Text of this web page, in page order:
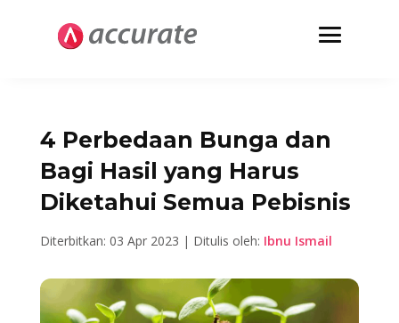
4 Perbedaan Bunga dan
Bagi Hasil yang Harus
Diketahui Semua Pebisnis
Diterbitkan: 03 Apr 2023 | Ditulis oleh: Ibnu Ismail